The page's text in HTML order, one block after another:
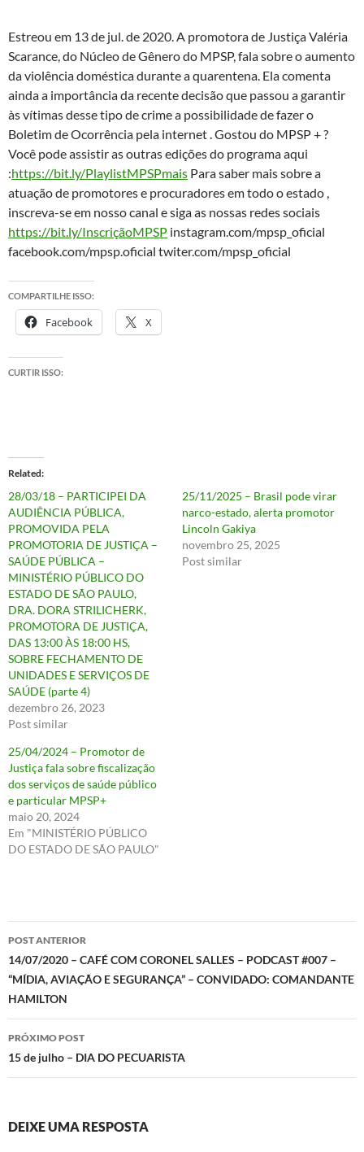
Estreou em 13 de jul. de 2020. A promotora de Justiça Valéria
Scarance, do Núcleo de Gênero do MPSP, fala sobre o aumento
da violência doméstica durante a quarentena. Ela comenta
ainda a importância da recente decisão que passou a garantir
às vítimas desse tipo de crime a possibilidade de fazer o
Boletim de Ocorrência pela internet . Gostou do MPSP + ?
Você pode assistir as outras edições do programa aqui
:https://bit.ly/PlaylistMPSPmais Para saber mais sobre a
atuação de promotores e procuradores em todo o estado ,
inscreva-se em nosso canal e siga as nossas redes sociais
https://bit.ly/InscriçãoMPSP instagram.com/mpsp_oficial
facebook.com/mpsp.oficial twiter.com/mpsp_oficial
COMPARTILHE ISSO:
Facebook X
CURTIR ISSO:
Related
28/03/18 – PARTICIPEI DA
AUDIÊNCIA PÚBLICA,
PROMOVIDA PELA
PROMOTORIA DE JUSTIÇA –
SAÚDE PÚBLICA –
MINISTÉRIO PÚBLICO DO
ESTADO DE SÃO PAULO,
DRA. DORA STRILICHERK,
PROMOTORA DE JUSTIÇA,
DAS 13:00 ÀS 18:00 HS,
SOBRE FECHAMENTO DE
UNIDADES E SERVIÇOS DE
SAÚDE (parte 4)
dezembro 26, 2023
Post similar
25/11/2025 – Brasil pode virar
narco-estado, alerta promotor
Lincoln Gakiya
novembro 25, 2025
Post similar
25/04/2024 – Promotor de
Justiça fala sobre fiscalização
dos serviços de saúde público
e particular MPSP+
maio 20, 2024
Em "MINISTÉRIO PÚBLICO
DO ESTADO DE SÃO PAULO"
Navegação
de
posts
POST ANTERIOR
14/07/2020 – CAFÉ COM CORONEL SALLES – PODCAST #007 –
“MÍDIA, AVIAÇÃO E SEGURANÇA” – CONVIDADO: COMANDANTE
HAMILTON
PRÓXIMO POST
15 de julho – DIA DO PECUARISTA
DEIXE UMA RESPOSTA